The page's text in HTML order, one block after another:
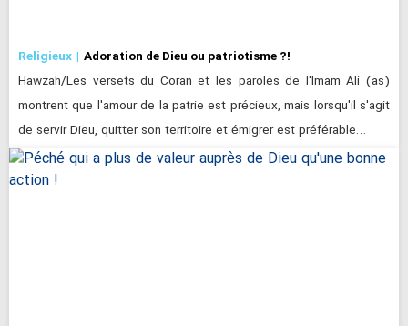
Religieux Adoration de Dieu ou patriotisme ?!
Hawzah/Les versets du Coran et les paroles de l'Imam Ali (as)
montrent que l'amour de la patrie est précieux, mais lorsqu'il s'agit
de servir Dieu, quitter son territoire et émigrer est préférable…